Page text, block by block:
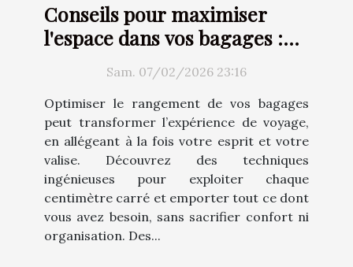
Conseils pour maximiser
l'espace dans vos bagages :
Techniques et astuces
Sam. 07/02/2026 23:16
Optimiser le rangement de vos bagages
peut transformer l’expérience de voyage,
en allégeant à la fois votre esprit et votre
valise. Découvrez des techniques
ingénieuses pour exploiter chaque
centimètre carré et emporter tout ce dont
vous avez besoin, sans sacrifier confort ni
organisation. Des...